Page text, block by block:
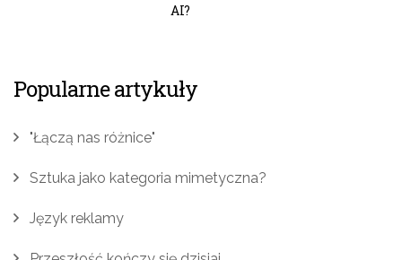
AI?
Popularne artykuły
"Łączą nas różnice"
Sztuka jako kategoria mimetyczna?
Język reklamy